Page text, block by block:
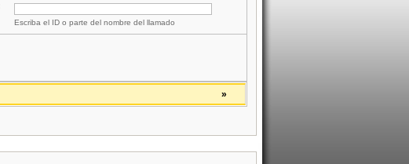
Escriba el ID o parte del nombre del llamado
»